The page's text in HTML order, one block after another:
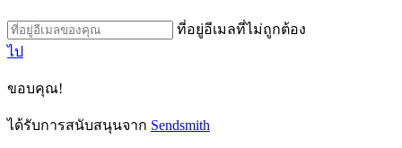
ที่อยู่อีเมลที่ไม่ถูกต้อง
ไป
ขอบคุณ!
ได้รับการสนับสนุนจาก Sendsmith